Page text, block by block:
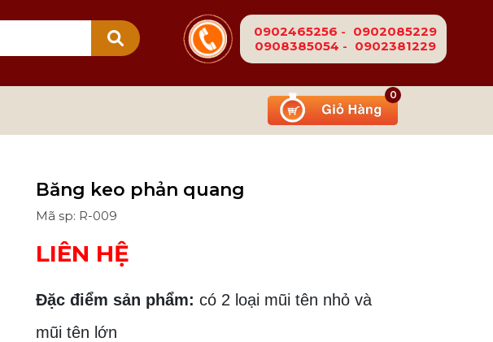
0902465256 - 0902085229
0908385054 - 0902381229
0
Băng keo phản quang
Mã sp: R-009
LIÊN HỆ
Đặc điểm sản phẩm: có 2 loại mũi tên nhỏ và
mũi tên lớn